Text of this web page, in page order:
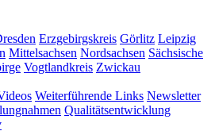
Erzgebirgskreis Görlitz Leipzig
Mittelsachsen Nordsachsen Sächsische
Vogtlandkreis Zwickau
Weiterführende Links Newsletter
Qualitätsentwicklung